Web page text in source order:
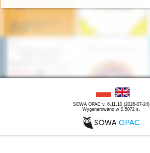
SOWA OPAC v. 6.11.10 (2026-07-24)
Wygenerowano w 0,5072 s.